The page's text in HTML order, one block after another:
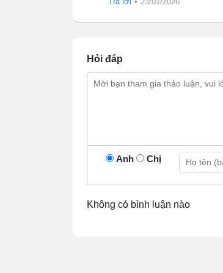
Hỏi đáp
Anh Chị
Không có bình luận nào